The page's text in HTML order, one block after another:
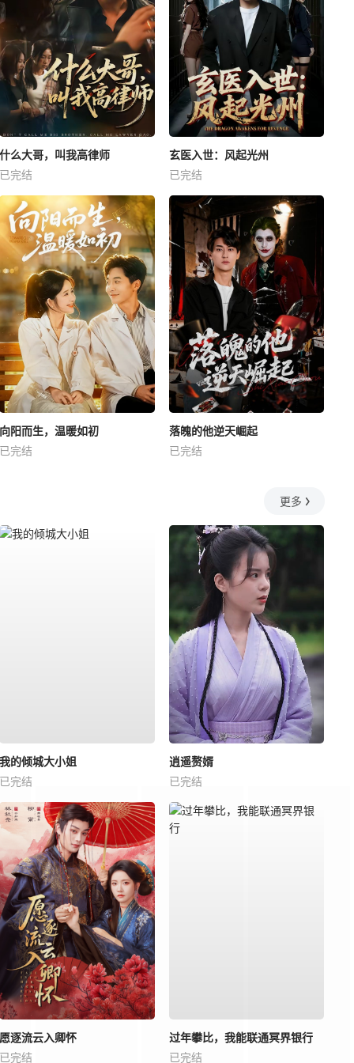
什么大哥，叫我高律师
已完结
玄医入世：风起光州
已完结
向阳而生，温暖如初
已完结
落魄的他逆天崛起
已完结
更多
我的倾城大小姐
已完结
逍遥赘婿
已完结
愿逐流云入卿怀
已完结
过年攀比，我能联通冥界银行
已完结